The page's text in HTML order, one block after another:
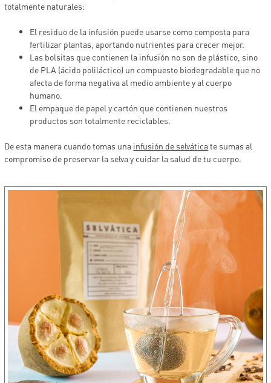
totalmente naturales:
El residuo de la infusión puede usarse como composta para
fertilizar plantas, aportando nutrientes para crecer mejor.
Las bolsitas que contienen la infusión no son de plástico, sino
de PLA (ácido poliláctico) un compuesto biodegradable que no
afecta de forma negativa al medio ambiente y al cuerpo
humano.
El empaque de papel y cartón que contienen nuestros
productos son totalmente reciclables.
De esta manera cuando tomas una infusión de selváticate sumas al
compromiso de preservar la selva y cuidar la salud de tu cuerpo.